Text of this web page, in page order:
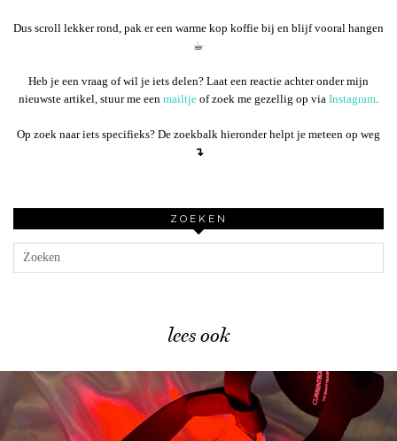
Dus scroll lekker rond, pak er een warme kop koffie bij en blijf vooral hangen
☕︎
Heb je een vraag of wil je iets delen? Laat een reactie achter onder mijn
nieuwste artikel, stuur me een mailtje of zoek me gezellig op via Instagram
Op zoek naar iets specifieks? De zoekbalk hieronder helpt je meteen op weg
↴
ZOEKEN
lees ook